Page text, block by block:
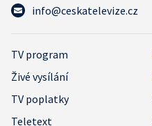
info@ceskatelevize.cz
TV program
Živé vysílání
TV poplatky
Teletext